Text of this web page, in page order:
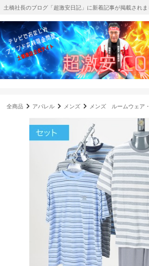
土橋社長のブログ「超激安日記」に新着記事が掲載されま
全商品 アパレル メンズ メンズ ルームウェア